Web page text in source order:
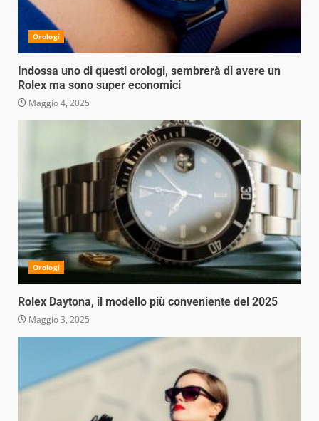
Orologi
Indossa uno di questi orologi, sembrerà di avere un
Rolex ma sono super economici
Maggio 4, 2025
Orologi
Rolex Daytona, il modello più conveniente del 2025
Maggio 3, 2025